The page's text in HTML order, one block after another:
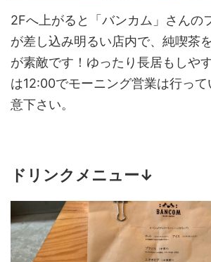
2Fへ上がると「バンカム」さんの
が差し込み明るい店内で、純喫茶
が素敵です！ゆったり長居もしや
は12:00でモーニング営業は行っ
意下さい。
ドリンクメニュー↓